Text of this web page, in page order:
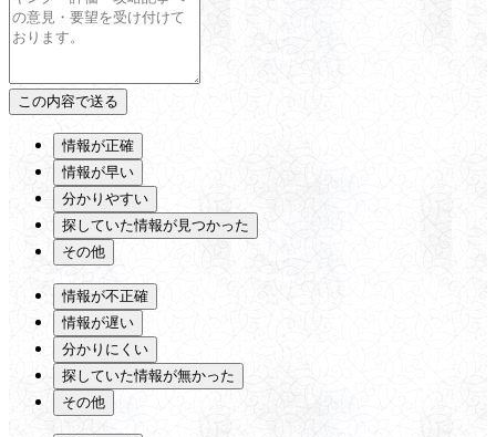
情報が正確
情報が早い
分かりやすい
探していた情報が見つかった
その他
情報が不正確
情報が遅い
分かりにくい
探していた情報が無かった
その他